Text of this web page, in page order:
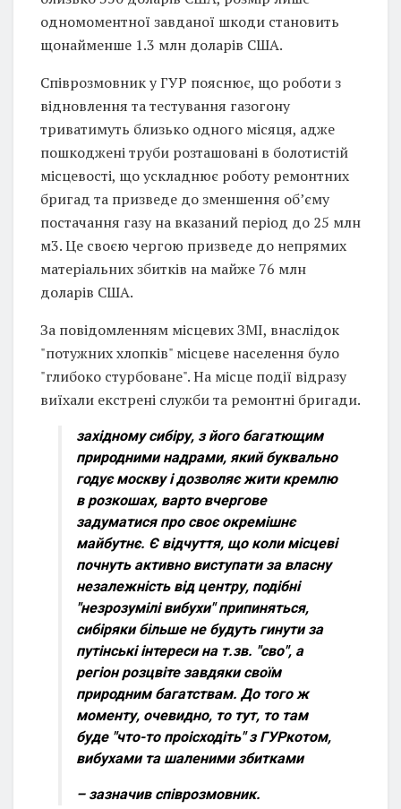
одномоментної завданої шкоди становить
щонайменше 1.3 млн доларів США.
Співрозмовник у ГУР пояснює, що роботи з
відновлення та тестування газогону
триватимуть близько одного місяця, адже
пошкоджені труби розташовані в болотистій
місцевості, що ускладнює роботу ремонтних
бригад та призведе до зменшення об’єму
постачання газу на вказаний період до 25 млн
м3. Це своєю чергою призведе до непрямих
матеріальних збитків на майже 76 млн
доларів США.
За повідомленням місцевих ЗМІ, внаслідок
"потужних хлопків" місцеве населення було
"глибоко стурбоване". На місце події відразу
виїхали екстрені служби та ремонтні бригади.
західному сибіру, з його багатющим
природними надрами, який буквально
годує москву і дозволяє жити кремлю
в розкошах, варто вчергове
задуматися про своє окремішнє
майбутнє. Є відчуття, що коли місцеві
почнуть активно виступати за власну
незалежність від центру, подібні
"незрозумілі вибухи" припиняться,
сибіряки більше не будуть гинути за
путінські інтереси на т.зв. "сво", а
регіон розцвіте завдяки своїм
природним багатствам. До того ж
моменту, очевидно, то тут, то там
буде "что-то проісходіть" з ГУРкотом,
вибухами та шаленими збитками
– зазначив співрозмовник.